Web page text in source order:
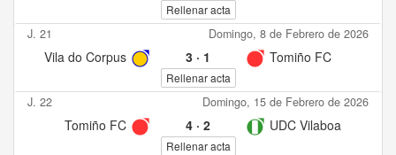
Rellenar acta
J. 21 Domingo, 8 de Febrero de 2026
Vila do Corpus 3· 1 Tomiño FC
Rellenar acta
J. 22 Domingo, 15 de Febrero de 2026
Tomiño FC 4· 2 UDC Vilaboa
Rellenar acta